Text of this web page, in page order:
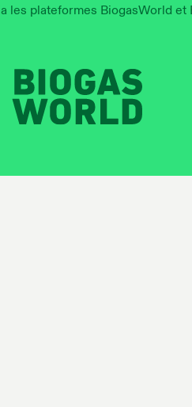
les plateformes BiogasWorld et